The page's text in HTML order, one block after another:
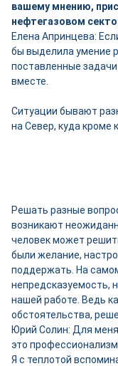
вашему мнению,
нефтегазовом
Елена Апринцева:
бы выделила умение
поставленные
вместе.
Ситуации бывают
на Север, куда кроме
Решать разные
возникают
человек может
были желание,
поддержать. На
непредсказуемость,
нашей работе. Ведь
обстоятельства,
Юрий Солин: Для
это
Я с теплотой